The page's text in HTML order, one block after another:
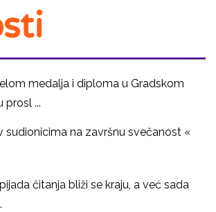
medalja i diploma u Gradskom
prosl ...
sudionicima na završnu svečanost «
čitanja bliži se kraju, a već sada